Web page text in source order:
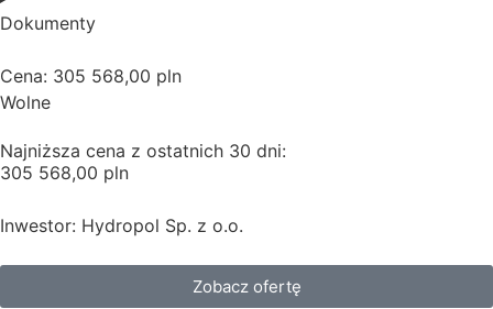
Dokumenty
Cena: 305 568,00 pln
Wolne
Najniższa cena z ostatnich 30 dni:
305 568,00 pln
Inwestor: Hydropol Sp. z o.o.
Zobacz ofertę